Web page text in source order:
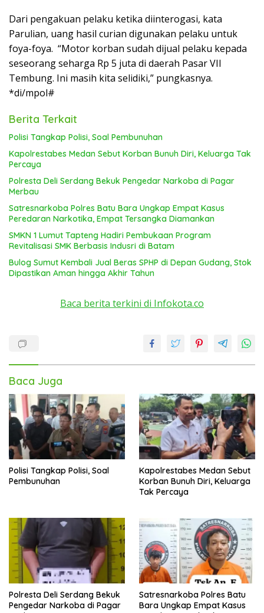
Dari pengakuan pelaku ketika diinterogasi, kata
Parulian, uang hasil curian digunakan pelaku untuk
foya-foya. “Motor korban sudah dijual pelaku kepada
seseorang seharga Rp 5 juta di daerah Pasar VII
Tembung. Ini masih kita selidiki,” pungkasnya.
*di/mpol#
Berita Terkait
Polisi Tangkap Polisi, Soal Pembunuhan
Kapolrestabes Medan Sebut Korban Bunuh Diri, Keluarga Tak
Percaya
Polresta Deli Serdang Bekuk Pengedar Narkoba di Pagar
Merbau
Satresnarkoba Polres Batu Bara Ungkap Empat Kasus
Peredaran Narkotika, Empat Tersangka Diamankan
SMKN 1 Lumut Tapteng Hadiri Pembukaan Program
Revitalisasi SMK Berbasis Indusri di Batam
Bulog Sumut Kembali Jual Beras SPHP di Depan Gudang, Stok
Dipastikan Aman hingga Akhir Tahun
Baca berita terkini di Infokota.co
Baca Juga
Polisi Tangkap Polisi, Soal
Pembunuhan
Kapolrestabes Medan Sebut
Korban Bunuh Diri, Keluarga
Tak Percaya
Polresta Deli Serdang Bekuk
Pengedar Narkoba di Pagar
Satresnarkoba Polres Batu
Bara Ungkap Empat Kasus